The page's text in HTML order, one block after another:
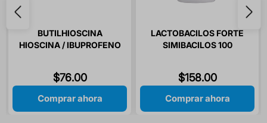
BUTILHIOSCINA
HIOSCINA / IBUPROFENO
$76.00
Comprar ahora
LACTOBACILOS FORTE
SIMIBACILOS 100
$158.00
Comprar ahora